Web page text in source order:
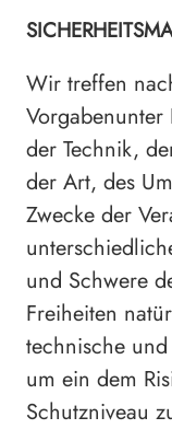
Wir treffen
Vorgabenunter
der Technik,
der Art, des
Zwecke der
und Schwere
Freiheiten
technische
um ein dem
Schutzniveau